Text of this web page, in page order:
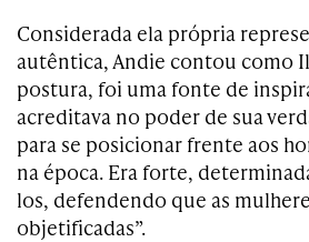
Considerada ela própria
autêntica, Andie contou como
postura, foi uma fonte de
acreditava no poder de sua
para se posicionar frente aos
na época. Era forte,
los, defendendo que as
objetificadas”.